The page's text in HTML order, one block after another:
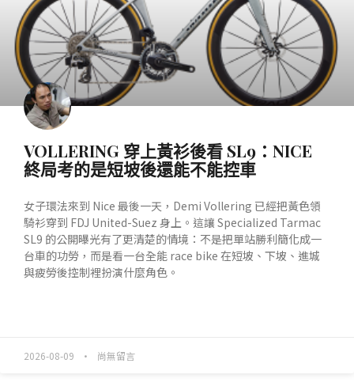
VOLLERING 穿上黃衫後看 SL9：NICE
終局考的是短坡後還能不能控車
女子環法來到 Nice 最後一天，Demi Vollering 已經把黃色領
騎衫穿到 FDJ United-Suez 身上。這讓 Specialized Tarmac
SL9 的公開曝光有了更清楚的情境：不是把單站勝利簡化成一
台車的功勞，而是看一台全能 race bike 在短坡、下坡、進城
與疲勞後控制裡扮演什麼角色。
2026-08-09 尚無留言